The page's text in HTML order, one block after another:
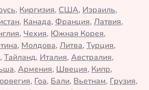
, Киргизия, США, Израиль,
, Канада, Франция, Латвия,
, Чехия, Южная Корея,
, Молдова, Литва, Турция,
, Тайланд, Италия, Австралия,
, Армения, Швеция, Кипр,
, Гоа, Бали, Вьетнам, Грузия,